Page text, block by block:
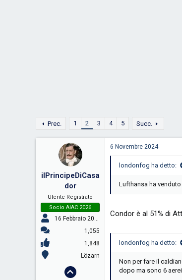
Prec. 1 2 3 4 5 Succ.
ilPrincipeDiCasa
dor
Utente Registrato
Socio AIAC 2026
16 Febbraio 2009
1,055
1,848
Lözarn
6 Novembre 2024
londonfog ha detto:
Lufthansa ha
Condor è al 51% di
londonfog ha detto:
Non per fare il
dopo ma sono 6